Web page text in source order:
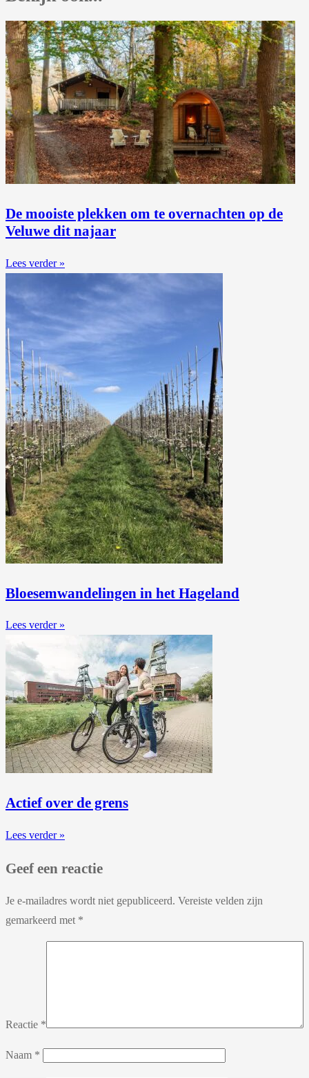
De mooiste plekken om te overnachten op de
Veluwe dit najaar
Lees verder »
Bloesemwandelingen in het Hageland
Lees verder »
Actief over de grens
Lees verder »
Geef een reactie
Je e-mailadres wordt niet gepubliceerd. Vereiste velden zijn
gemarkeerd met *
Reactie *
Naam *